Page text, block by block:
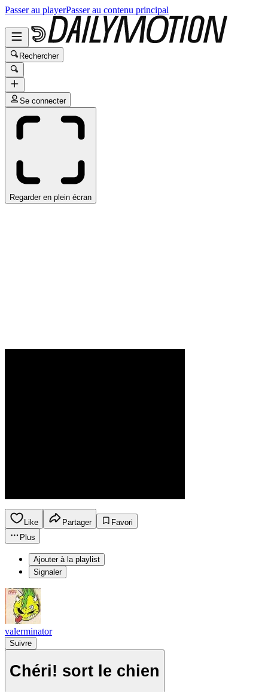
Passer au playerPasser au contenu principal
Rechercher
Se connecter
Regarder en plein écran
Like Partager
Favori
Plus
Ajouter à la playlist
Signaler
valerminator
Suivre
Chéri! sort le chien